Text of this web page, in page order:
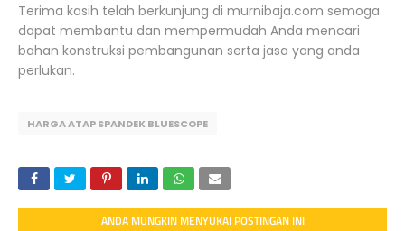
Terima kasih telah berkunjung di murnibaja.com semoga
dapat membantu dan mempermudah Anda mencari
bahan konstruksi pembangunan serta jasa yang anda
perlukan.
HARGA ATAP SPANDEK BLUESCOPE
ANDA MUNGKIN MENYUKAI POSTINGAN INI